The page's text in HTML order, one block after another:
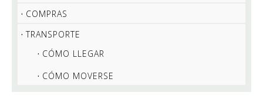
COMPRAS
TRANSPORTE
CÓMO LLEGAR
CÓMO MOVERSE